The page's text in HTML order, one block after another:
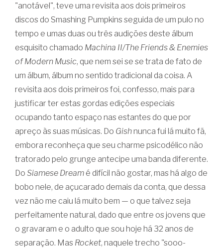
"anotável", teve uma revisita aos dois primeiros
discos do Smashing Pumpkins seguida de um pulo no
tempo e umas duas ou três audições deste álbum
esquisito chamado Machina II/The Friends & Enemies
of Modern Music, que nem sei se se trata de fato de
um álbum, álbum no sentido tradicional da coisa. A
revisita aos dois primeiros foi, confesso, mais para
justificar ter estas gordas edições especiais
ocupando tanto espaço nas estantes do que por
apreço às suas músicas. Do Gishnunca fui lá muito fã,
embora reconheça que seu charme psicodélico não
tratorado pelo grunge antecipe uma banda diferente.
Do Siamese Dream é difícil não gostar, mas há algo de
bobo nele, de açucarado demais da conta, que dessa
vez não me caiu lá muito bem — o que talvez seja
perfeitamente natural, dado que entre os jovens que
o gravaram e o adulto que sou hoje há 32 anos de
separação. Mas Rocket, naquele trecho "sooo-